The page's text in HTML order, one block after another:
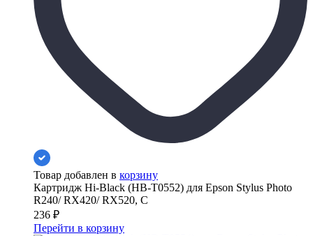
Товар добавлен в корзину
Картридж Hi-Black (HB-T0552) для Epson Stylus Photo
R240/ RX420/ RX520, C
236 ₽
Перейти в корзину